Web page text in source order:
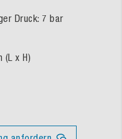
Druck: 7 bar
(L x H)